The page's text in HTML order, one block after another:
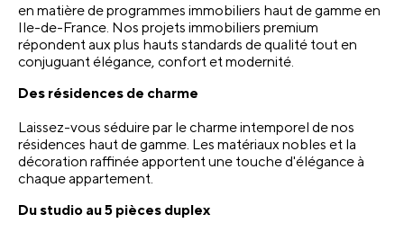
en matière de programmes immobiliers haut de gamme en
Ile-de-France. Nos projets immobiliers premium
répondent aux plus hauts standards de qualité tout en
conjuguant élégance, confort et modernité.
Des résidences de charme
Laissez-vous séduire par le charme intemporel de nos
résidences haut de gamme. Les matériaux nobles et la
décoration raffinée apportent une touche d'élégance à
chaque appartement.
Du studio au 5 pièces duplex